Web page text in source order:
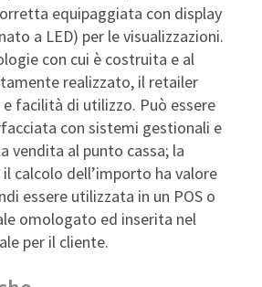
equipaggiata con display
a LED) per le visualizzazioni.
con cui è costruita e al
realizzato, il retailer
facilità di utilizzo. Può essere
con sistemi gestionali e
vendita al punto cassa; la
calcolo dell’importo ha valore
essere utilizzata in un POS o
omologato ed inserita nel
per il cliente.